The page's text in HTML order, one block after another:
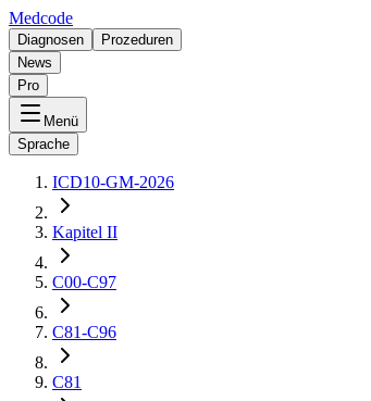
Medcode
Diagnosen
Prozeduren
News
Pro
Menü
Sprache
ICD10-GM-2026
Kapitel II
C00-C97
C81-C96
C81